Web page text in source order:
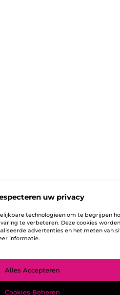
uw privacy
technologieën om te begrijpen
te verbeteren. Deze cookies
advertenties en het meten van
informatie.
Alles Accepteren
Cookies Beheren